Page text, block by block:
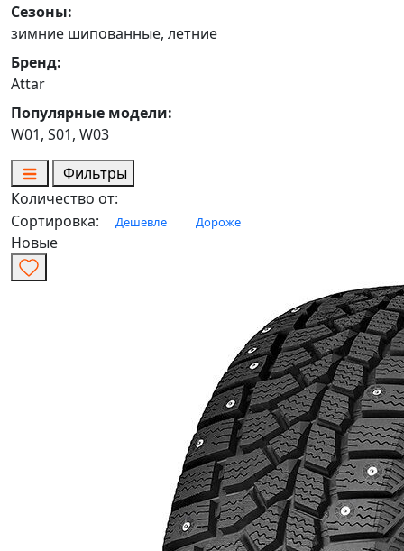
Сезоны:
зимние шипованные, летние
Бренд:
Attar
Популярные модели:
W01, S01, W03
Фильтры
Количество от:
Сортировка:
Дешевле Дороже
Новые